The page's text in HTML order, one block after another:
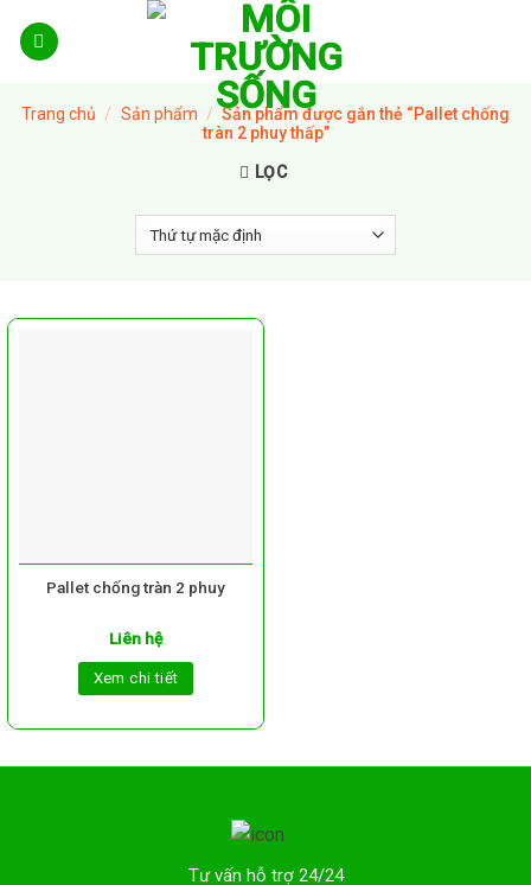
Trang chủ / Sản phẩm / Sản phẩm được gắn thẻ “Pallet chống
tràn 2 phuy thấp”
LỌC
Pallet chống tràn 2 phuy
Liên hệ
Xem chi tiết
Tư vấn hỗ trợ 24/24